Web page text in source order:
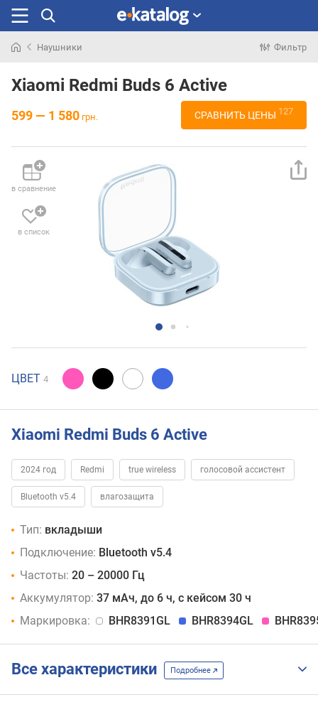
раньше
Наушники Фильтр
Xiaomi Redmi Buds 6 Active
599 — 1 580 грн. СРАВНИТЬ ЦЕНЫ 127
в сравнение
в список
ЦВЕТ 4
Xiaomi Redmi Buds 6 Active
2024 год Redmi true wireless голосовой ассистент
Bluetooth v5.4 влагозащита
Тип: вкладыши
Подключение: Bluetooth v5.4
Частоты: 20 – 20000 Гц
Аккумулятор: 37 мАч, до 6 ч, с кейсом 30 ч
Маркировка:
BHR8391GL BHR8394GL
Все характеристики Подробнее